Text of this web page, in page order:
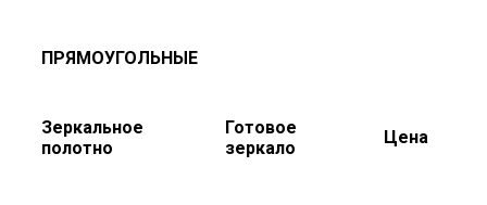
ПРЯМОУГОЛЬНЫЕ
Зеркальное
полотно
Готовое
зеркало
Цена